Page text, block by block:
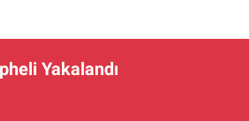
Yakalandı